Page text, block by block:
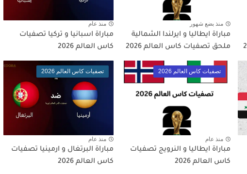
منذ بضع شهور
مباراة ايطاليا و ايرلندا الشمالية
ملحق تصفيات كاس العالم 2026
منذ عام
مباراة اسبانيا و تركيا تصفيات
كاس العالم 2026
تصفيات كاس العالم 2026
منذ عام
مباراة ايطاليا و النرويج تصفيات
كاس العالم 2026
تصفيات كاس العالم 2026
منذ عام
مباراة البرتغال و ارمينيا تصفيات
كاس العالم 2026